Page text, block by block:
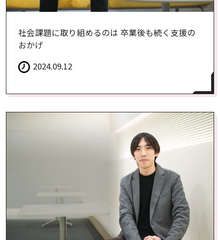
社会課題に取り組めるのは 卒業後も続く支援の
おかげ
2024.09.12